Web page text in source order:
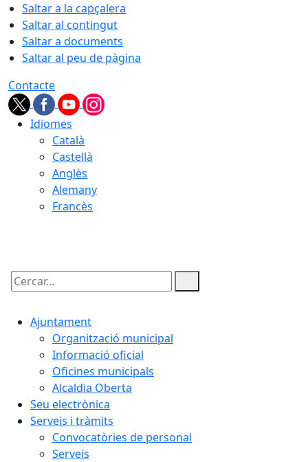
Saltar a la capçalera
Saltar al contingut
Saltar a documents
Saltar al peu de pàgina
Contacte
Idiomes
Català
Castellà
Anglès
Alemany
Francès
Cercar:
Ajuntament
Organització municipal
Informació oficial
Oficines municipals
Alcaldia Oberta
Seu electrònica
Serveis i tràmits
Convocatòries de personal
Serveis